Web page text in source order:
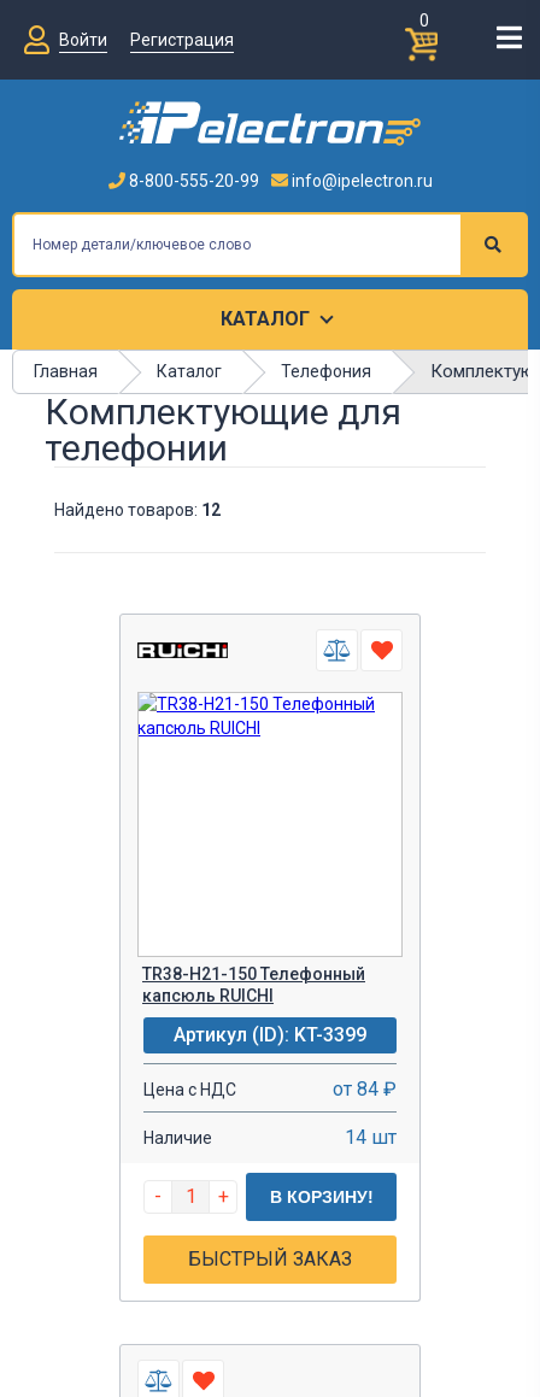
0
Войти
Регистрация
8-800-555-20-99 info@ipelectron.ru
КАТАЛОГ
Главная Каталог Телефония
Комплектующие для
телефонии
Найдено товаров: 12
TR38-H21-150 Телефонный
капсюль RUICHI
Артикул (ID): KT-3399
Цена с НДС от 84 ₽
Наличие 14 шт
- + В КОРЗИНУ!
БЫСТРЫЙ ЗАКАЗ